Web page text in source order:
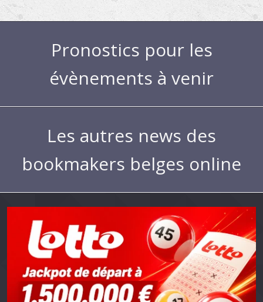
Pronostics pour les
évènements à venir
Les autres news des
bookmakers belges online